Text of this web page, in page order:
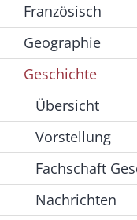
Französisch
Geographie
Geschichte
Übersicht
Vorstellung
Fachschaft
Nachrichten